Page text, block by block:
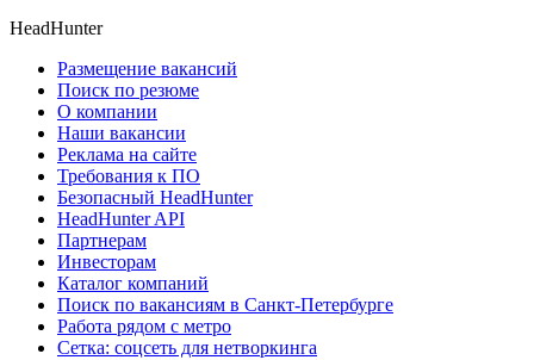
HeadHunter
Размещение вакансий
Поиск по резюме
О компании
Наши вакансии
Реклама на сайте
Требования к ПО
Безопасный HeadHunter
HeadHunter API
Партнерам
Инвесторам
Каталог компаний
Поиск по вакансиям в Санкт-Петербурге
Работа рядом с метро
Сетка: соцсеть для нетворкинга